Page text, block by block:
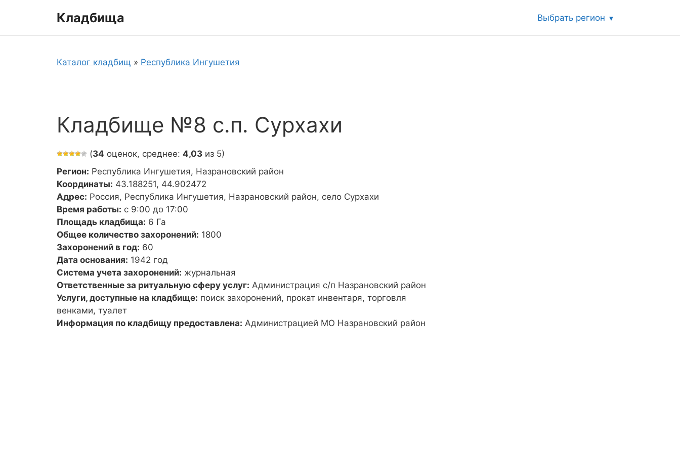
Кладбища Выбрать регион
Каталог кладбищ » Республика Ингушетия
Кладбище №8 с.п. Сурхахи
(34 оценок, среднее: 4,03 из 5)
Регион: Республика Ингушетия, Назрановский район
Координаты: 43.188251, 44.902472
Адрес: Россия, Республика Ингушетия, Назрановский район, село Сурхахи
Время работы: с 9:00 до 17:00
Площадь кладбища: 6 Га
Общее количество захоронений: 1800
Захоронений в год: 60
Дата основания: 1942 год
Система учета захоронений: журнальная
Ответственные за ритуальную сферу услуг: Администрация с/п Назрановский район
Услуги, доступные на кладбище: поиск захоронений, прокат инвентаря, торговля
венками, туалет
Информация по кладбищу предоставлена: Администрацией МО Назрановский район